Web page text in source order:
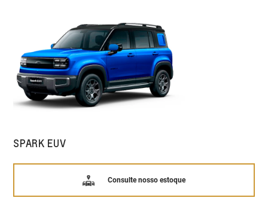
SPARK EUV
Consulte nosso estoque